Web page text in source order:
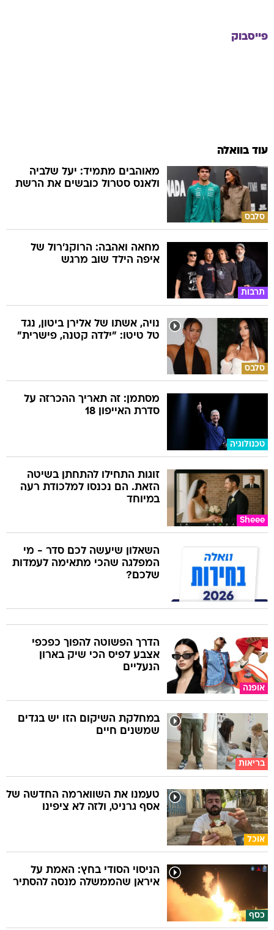
פייסבוק
עוד בוואלה
סלבס
מאוהבים מתמיד: יעל שלביה
ולאנס סטרול כובשים את הרשת
תרבות
מחאה ואהבה: הרוקנ'רול של
איפה הילד שוב מרגש
סלבס
נויה, אשתו של אלירן ביטון, נגד
טל טיטו: "ילדה קטנה, פישרית"
טכנולוגיה
מסתמן: זה תאריך ההכרזה על
סדרת האייפון 18
Sheee
זוגות התחילו להתחתן בשיטה
הזאת. הם נכנסו למלכודת רעה
במיוחד
השאלון שיעשה לכם סדר - מי
המפלגה שהכי מתאימה לעמדות
שלכם?
אופנה
הדרך הפשוטה להפוך כפכפי
אצבע לפיס הכי שיק בארון
הנעליים
בריאות
במחלקת השיקום הזו יש בגדים
שמשנים חיים
אוכל
טעמנו את השווארמה החדשה של
אסף גרניט, ולזה לא ציפינו
כסף
הניסוי הסודי בחץ: האמת על
איראן שהממשלה מנסה להסתיר